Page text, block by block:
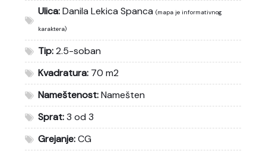
Ulica:Danila Lekica Spanca (mapa je informativnog
karaktera)
Tip:2.5-soban
Kvadratura: 70 m2
Nameštenost:Namešten
Sprat:3 od 3
Grejanje:CG